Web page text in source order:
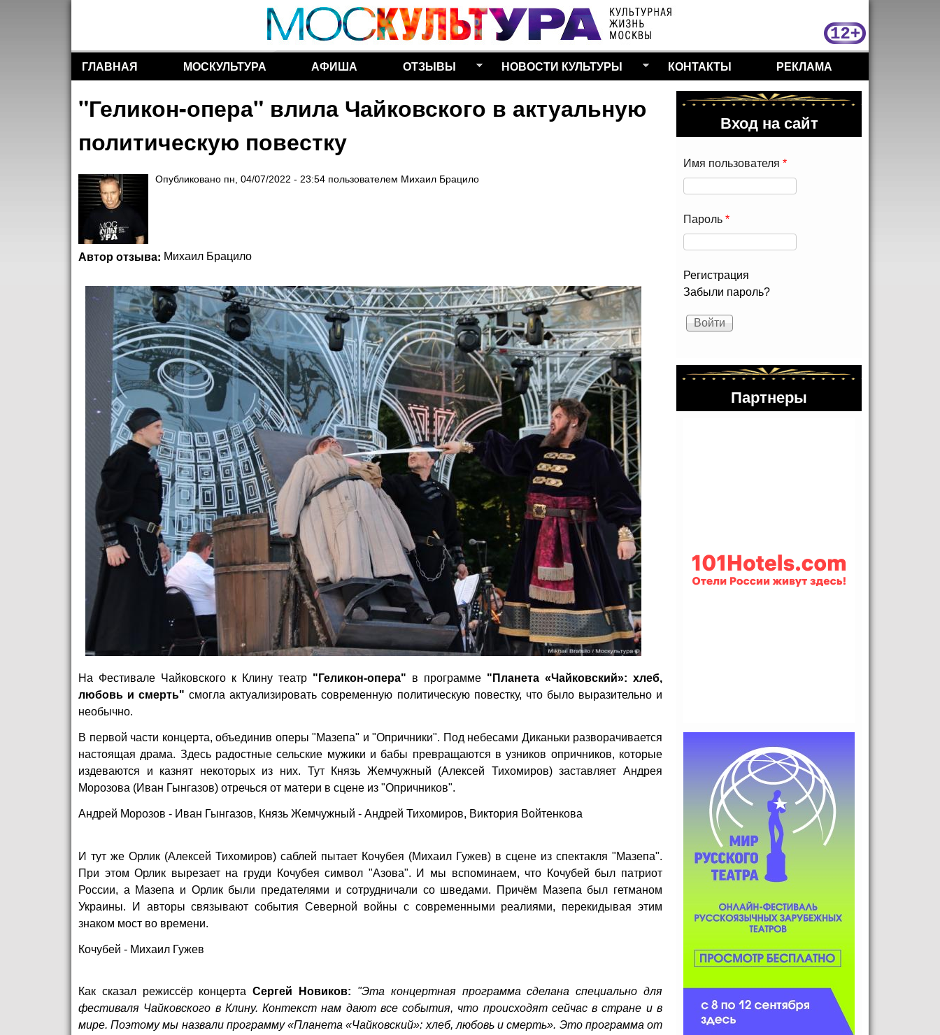
Перейти к основному
содержанию
Разделы сайта
ГЛАВНАЯ МОСКУЛЬТУРА АФИША ОТЗЫВЫ НОВОСТИ КУЛЬТУРЫ КОНТАКТЫ РЕКЛАМА
"Геликон-опера" влила Чайковского в актуальную
политическую повестку
Опубликовано пн, 04/07/2022 - 23:54 пользователем Михаил Брацило
Автор отзыва: Михаил Брацило
На Фестивале Чайковского к Клину театр "Геликон-опера" в программе "Планета «Чайковский»: хлеб,
любовь и смерть" смогла актуализировать современную политическую повестку, что было выразительно и
необычно.
В первой части концерта, объединив оперы "Мазепа" и "Опричники". Под небесами Диканьки разворачивается
настоящая драма. Здесь радостные сельские мужики и бабы превращаются в узников опричников, которые
издеваются и казнят некоторых из них. Тут Князь Жемчужный (Алексей Тихомиров) заставляет Андрея
Морозова (Иван Гынгазов) отречься от матери в сцене из "Опричников".
Андрей Морозов - Иван Гынгазов, Князь Жемчужный - Андрей Тихомиров, Виктория Войтенкова
И тут же Орлик (Алексей Тихомиров) саблей пытает Кочубея (Михаил Гужев) в сцене из спектакля "Мазепа".
При этом Орлик вырезает на груди Кочубея символ "Азова". И мы вспоминаем, что Кочубей был патриот
России, а Мазепа и Орлик были предателями и сотрудничали со шведами. Причём Мазепа был гетманом
Украины. И авторы связывают события Северной войны с современными реалиями, перекидывая этим
знаком мост во времени.
Кочубей - Михаил Гужев
Как сказал режиссёр концертаСергей Новиков:
"Эта концертная программа сделана специально для
фестиваля Чайковского в Клину. Контекст нам дают все события, что происходят сейчас в стране и в
мире. Поэтому мы назвали программу «Планета «Чайковский»: хлеб, любовь и смерть». Это программа от
Вход на сайт
Имя пользователя *
Пароль *
Регистрация
Забыли пароль?
Партнеры